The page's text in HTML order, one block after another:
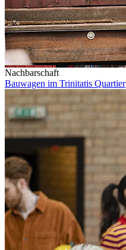
Nachbarschaft
Bauwagen im Trinitatis Quartier